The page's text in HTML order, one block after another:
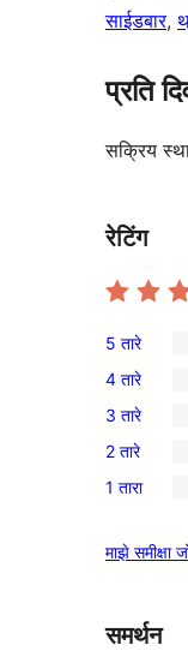
साईडबार,
प्रति
सक्रिय
रेटिंग
1
5-
तारांकित
पुनरावलोकन
5 तारे
0
4-
तारांकित
परीक्षणे
4 तारे
0
3-
तारांकित
3 तारे
0
2-
परीक्षणे
2 तारे
0
तारांकित
1 तारा
माझे समीक्षा
समर्थन